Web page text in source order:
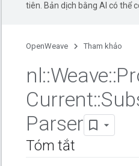
tiên. Bản dịch bằng AI có thể
OpenWeave Tham khảo
nl::Weave::
Current::
Parser
Tóm tắt